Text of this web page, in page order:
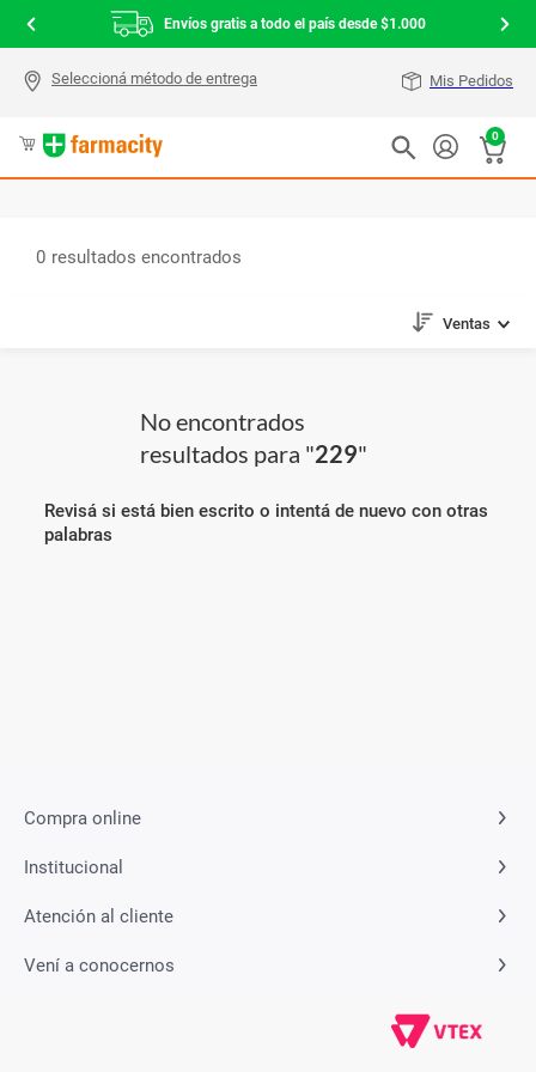
Envíos gratis a todo el país desde $1.000
Mis Pedidos
0
0
Ventas
No encontrados
resultados para "229"
Revisá si está bien escrito o intentá de nuevo con otras
palabras
Compra online
Institucional
Atención al cliente
Vení a conocernos